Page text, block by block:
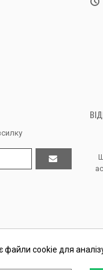
супер.
файли cookie для